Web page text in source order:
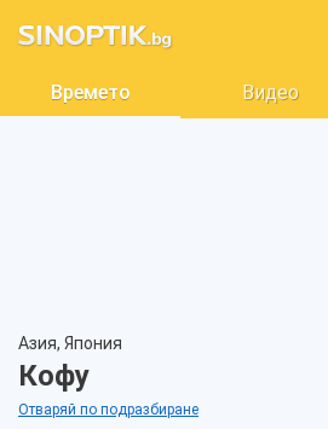
Времето Видео
Азия, Япония
Кофу
Отваряй по подразбиране